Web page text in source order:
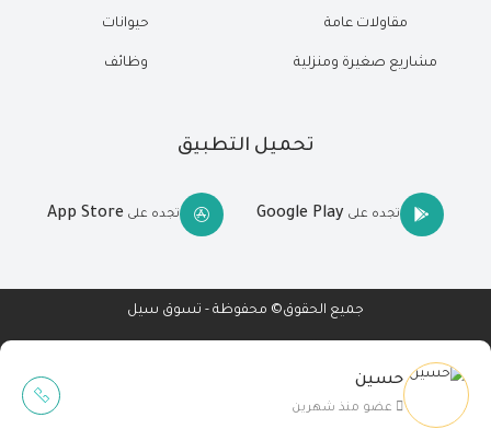
حسين
عضو منذ شهرين
مقاولات عامة
مشاريع صغيرة ومنزلية
حيوانات
وظائف
تحميل التطبيق
تجده على Google Play تجده على App Store
جميع الحقوق© محفوظة - تسوق سيل